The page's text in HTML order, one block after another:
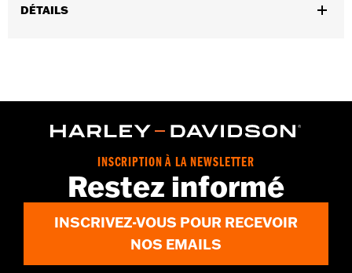
DÉTAILS
Instructions d’installation
Le retrait et l'installation de caches moteur peuvent
nécessiter l'achat de nouveaux joints. Rendez-vous chez
votre concessionnaire pour plus d'informations.
INSCRIPTION À LA NEWSLETTER
Restez informé
INSCRIVEZ-VOUS POUR RECEVOIR
NOS EMAILS